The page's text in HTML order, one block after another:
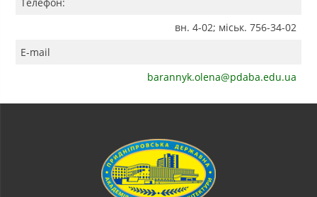
вн. 4-02; міськ. 756-34-02
E-mail
barannyk.olena@pdaba.edu.ua